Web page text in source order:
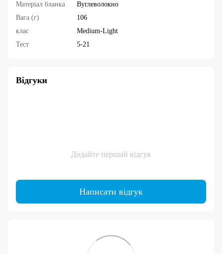
Матеріал бланка
Вуглеволокно
Вага (г)
106
клас
Medium-Light
Тест
5-21
Відгуки
Додайте перший відгук
Написати відгук